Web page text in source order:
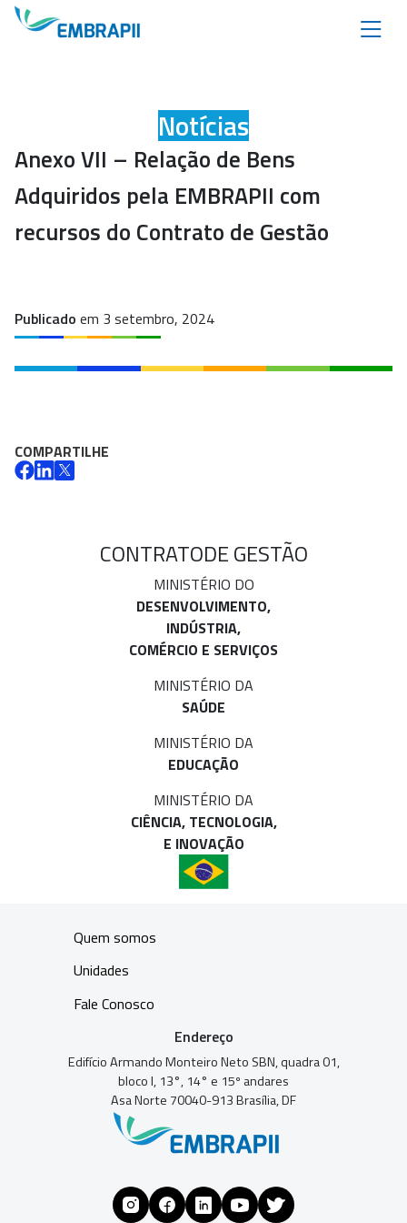
Notícias
Anexo VII – Relação de Bens
Adquiridos pela EMBRAPII com
recursos do Contrato de Gestão
Publicado em 3 setembro, 2024
COMPARTILHE
CONTRATODE GESTÃO
MINISTÉRIO DO
DESENVOLVIMENTO,
INDÚSTRIA,
COMÉRCIO E SERVIÇOS
MINISTÉRIO DA
SAÚDE
MINISTÉRIO DA
EDUCAÇÃO
MINISTÉRIO DA
CIÊNCIA, TECNOLOGIA,
E INOVAÇÃO
Quem somos
Unidades
Fale Conosco
Endereço
Edifício Armando Monteiro Neto SBN, quadra 01,
bloco I, 13°, 14° e 15º andares
Asa Norte 70040-913 Brasília, DF